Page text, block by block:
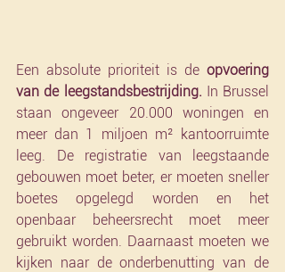
Een absolute prioriteit is de opvoering
van de leegstandsbestrijding. In Brussel
staan ongeveer 20.000 woningen en
meer dan 1 miljoen m² kantoorruimte
leeg. De registratie van leegstaande
gebouwen moet beter, er moeten sneller
boetes opgelegd worden en het
openbaar beheersrecht moet meer
gebruikt worden. Daarnaast moeten we
kijken naar de onderbenutting van de